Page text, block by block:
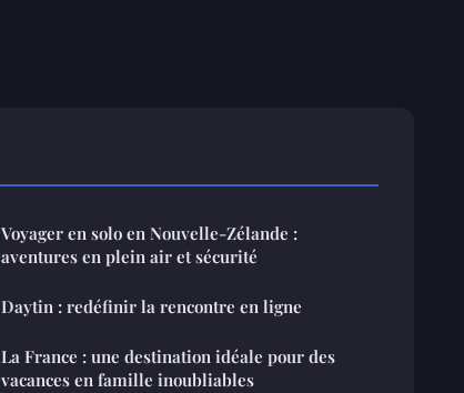
Voyager en solo en Nouvelle-Zélande :
aventures en plein air et sécurité
Daytin : redéfinir la rencontre en ligne
La France : une destination idéale pour des
vacances en famille inoubliables